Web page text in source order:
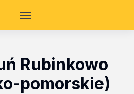
Rubinkowo
pomorskie)